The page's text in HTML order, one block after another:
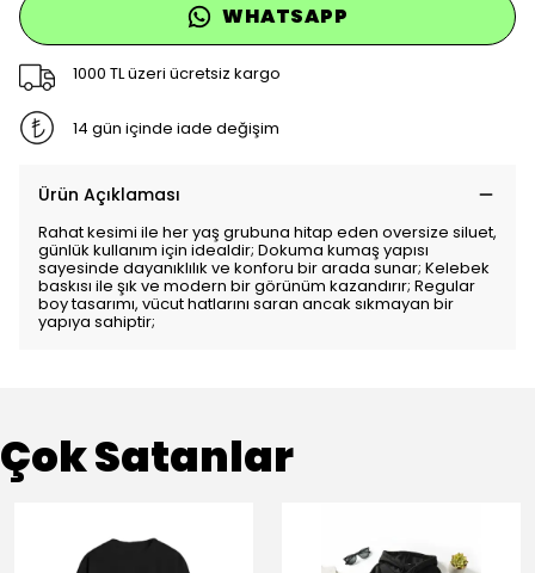
WHATSAPP
1000 TL üzeri ücretsiz kargo
14 gün içinde iade değişim
Ürün Açıklaması
Rahat kesimi ile her yaş grubuna hitap eden oversize siluet,
günlük kullanım için idealdir; Dokuma kumaş yapısı
sayesinde dayanıklılık ve konforu bir arada sunar; Kelebek
baskısı ile şık ve modern bir görünüm kazandırır; Regular
boy tasarımı, vücut hatlarını saran ancak sıkmayan bir
yapıya sahiptir;
Çok Satanlar